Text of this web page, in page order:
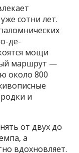
сотни лет.
де-
мощи
маршрут —
около 800
и
от двух до
а
вдохновляет.